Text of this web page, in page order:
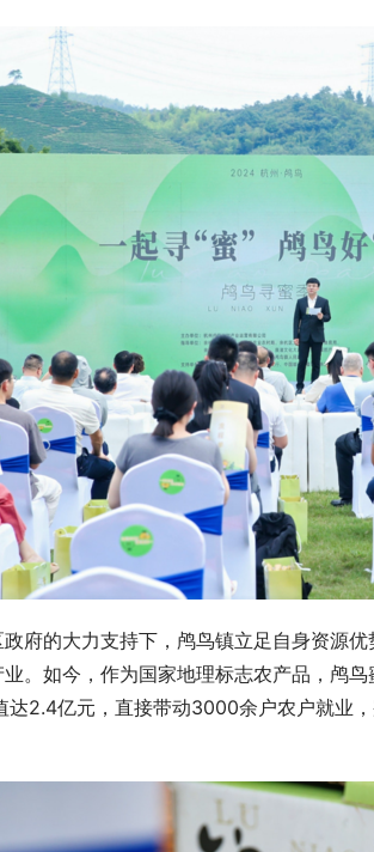
府的大力支持下，鸬鸟镇立足自身资源
。如今，作为国家地理标志农产品，鸬
达2.4亿元，直接带动3000余户农户就业